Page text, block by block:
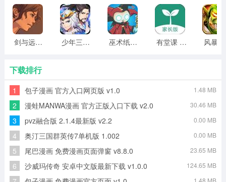
剑与远行人全角色版 vv1.14 少年三国志2无限元宝版最新版 vv5.3.9 巫术纸牌游戏 vv1.1.14 有堂课 v1.2.2
下载排行
1 包子漫画 官方入口网页版 v1.0 1.48 MB
2 漫蛙MANWA漫画 官方正版入口下载 v2.0 30.46 MB
3 pvz融合版 2.1.4最新版 v2.2 0.00 MB
4 奥汀三国群英传7单机版 1.002 0.00 MB
5 尾巴漫画 免费漫画页面弹窗 v8.8.0 23.65 MB
6 沙威玛传奇 安卓中文版最新下载 v1.0.0 124.65 MB
1.48 MB